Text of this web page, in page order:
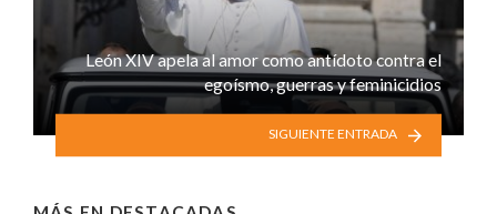
León XIV apela al amor como antídoto contra el
egoísmo, guerras y feminicidios
SIGUIENTE ENTRADA